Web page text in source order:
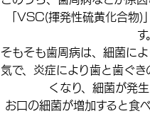
「VSC(揮発性硫黄化合物)
す。
そもそも歯周病は、細菌に
気で、炎症により歯と歯ぐ
くなり、細菌が発生
お口の細菌が増加すると食